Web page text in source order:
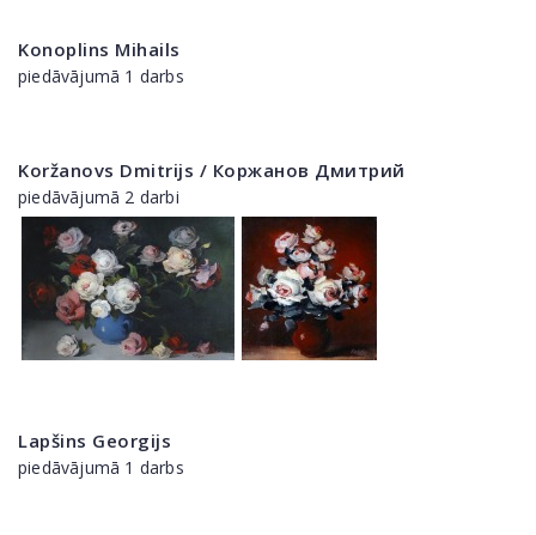
Konoplins Mihails
piedāvājumā 1 darbs
Koržanovs Dmitrijs / Коржанов Дмитрий
piedāvājumā 2 darbi
Lapšins Georgijs
piedāvājumā 1 darbs